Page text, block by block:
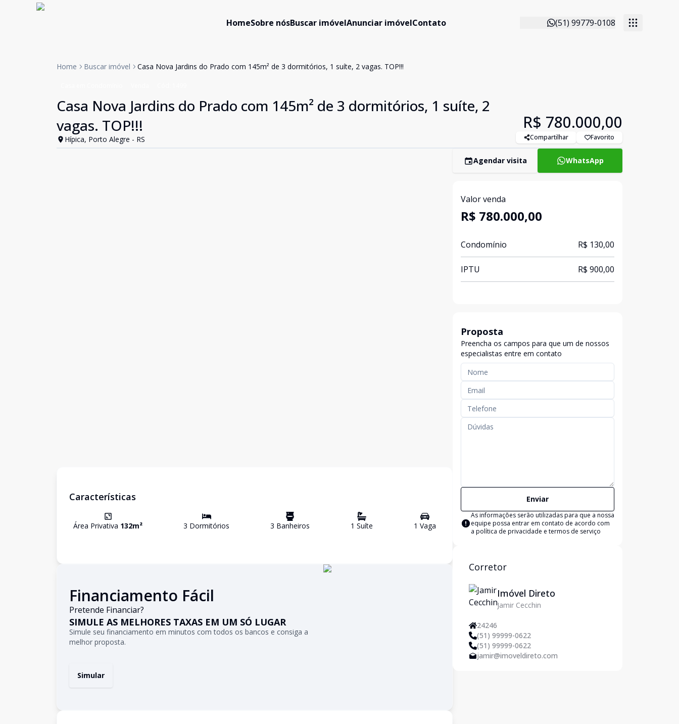
HomeSobre nósBuscar imóvelAnunciar imóvelContato (51) 99779-0108
Home Buscar imóvel Casa Nova Jardins do Prado com 145m² de 3 dormitórios, 1 suíte, 2 vagas. TOP!!!
Casa Nova Jardins do Prado com 145m² de 3 dormitórios, 1 suíte, 2
vagas. TOP!!!
Hípica, Porto Alegre - RS
R$ 780.000,00
Compartilhar Favorito
Características
Área Privativa 132m² 3 Dormitórios 3 Banheiros 1 Suíte 1 Vaga
Financiamento Fácil
Pretende Financiar?
SIMULE AS MELHORES TAXAS EM UM SÓ LUGAR
Simule seu financiamento em minutos com todos os bancos e consiga a
melhor proposta.
Simular
Agendar visita WhatsApp
Valor venda
R$ 780.000,00
Condomínio R$ 130,00
IPTU R$ 900,00
Proposta
Preencha os campos para que um de nossos
especialistas entre em contato
Enviar
As informações serão utilizadas para que a nossa
equipe possa entrar em contato de acordo com
a política de privacidade e termos de serviço
Corretor
Imóvel Direto
Jamir Cecchin
24246
(51) 99999-0622
(51) 99999-0622
jamir@imoveldireto.com